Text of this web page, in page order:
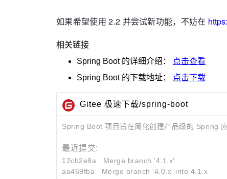
如果希望使用 2.2 并尝试新功能，不妨在
相关链接
Spring Boot的详细介绍：
点击查看
Spring Boot的下载地址： 点击下载
Gitee 极速下载/spring-boot
Spring Boot 项目旨在简化创建产品级的 Spring
最近提交:
12cb2e8a Merge branch '4.1.x'
aa469fba
Merge branch '4.0.x' into 4.1.x